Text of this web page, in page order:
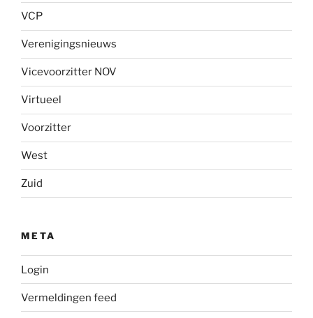
VCP
Verenigingsnieuws
Vicevoorzitter NOV
Virtueel
Voorzitter
West
Zuid
META
Login
Vermeldingen feed